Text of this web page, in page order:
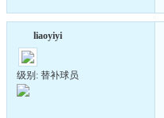
liaoyiyi
级别: 替补球员